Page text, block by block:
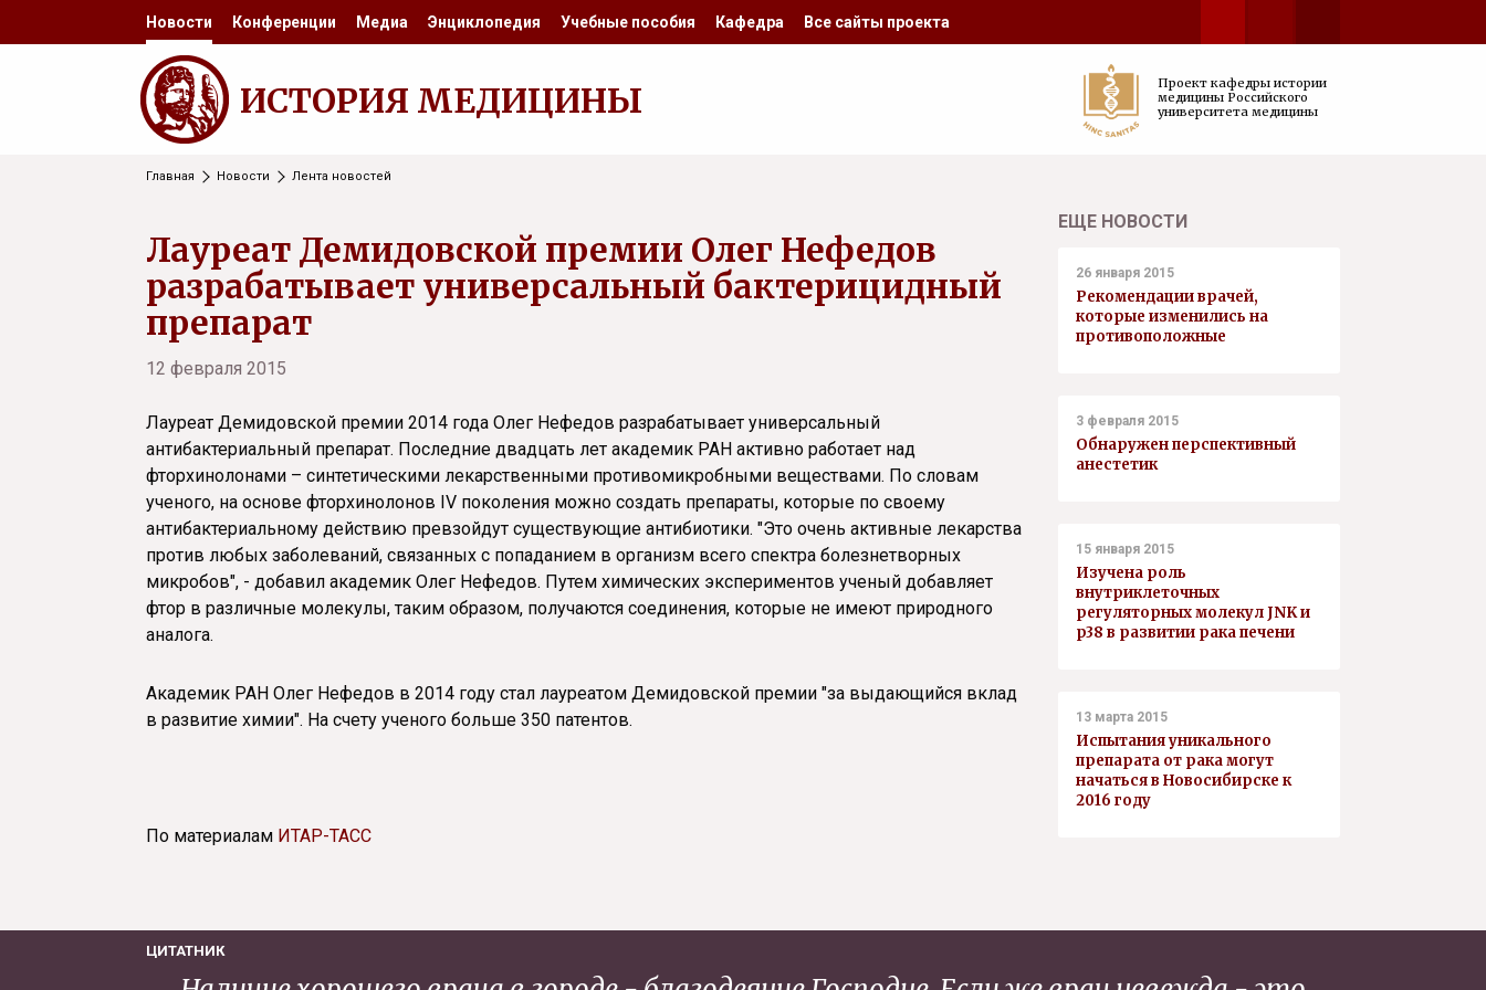
Новости Конференции Медиа Энциклопедия Учебные пособия Кафедра Все сайты проекта
ИСТОРИЯ МЕДИЦИНЫ
Проект кафедры истории
медицины Российского
университета медицины
Главная Новости Лента новостей
Лауреат Демидовской премии Олег Нефедов
разрабатывает универсальный бактерицидный
препарат
12 февраля 2015
Лауреат Демидовской премии 2014 года Олег Нефедов разрабатывает универсальный
антибактериальный препарат. Последние двадцать лет академик РАН активно работает над
фторхинолонами – синтетическими лекарственными противомикробными веществами. По словам
ученого, на основе фторхинолонов IV поколения можно создать препараты, которые по своему
антибактериальному действию превзойдут существующие антибиотики. "Это очень активные лекарства
против любых заболеваний, связанных с попаданием в организм всего спектра болезнетворных
микробов", - добавил академик Олег Нефедов. Путем химических экспериментов ученый добавляет
фтор в различные молекулы, таким образом, получаются соединения, которые не имеют природного
аналога.
Академик РАН Олег Нефедов в 2014 году стал лауреатом Демидовской премии "за выдающийся вклад
в развитие химии". На счету ученого больше 350 патентов.
По материалам ИТАР-ТАСС
ЕЩЕ НОВОСТИ
26 января 2015
Рекомендации врачей,
которые изменились на
противоположные
3 февраля 2015
Обнаружен перспективный
анестетик
15 января 2015
Изучена роль
внутриклеточных
регуляторных молекул JNK и
p38 в развитии рака печени
13 марта 2015
Испытания уникального
препарата от рака могут
начаться в Новосибирске к
2016 году
ЦИТАТНИК